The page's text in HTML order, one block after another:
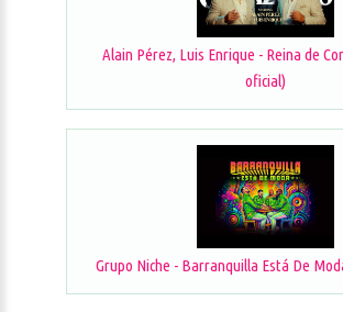
Alain Pérez, Luis Enrique - Reina de
oficial)
Grupo Niche - Barranquilla Está De